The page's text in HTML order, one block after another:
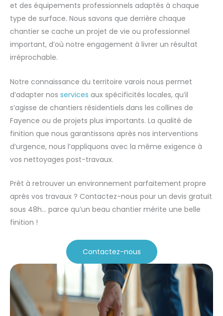
et des équipements professionnels adaptés à chaque
type de surface. Nous savons que derrière chaque
chantier se cache un projet de vie ou professionnel
important, d’où notre engagement à livrer un résultat
irréprochable.
Notre connaissance du territoire varois nous permet
d’adapter nos services aux spécificités locales, qu’il
s’agisse de chantiers résidentiels dans les collines de
Fayence ou de projets plus importants. La qualité de
finition que nous garantissons après nos interventions
d’urgence, nous l’appliquons avec la même exigence à
vos nettoyages post-travaux.
Prêt à retrouver un environnement parfaitement propre
après vos travaux ? Contactez-nous pour un devis gratuit
sous 48h… parce qu’un beau chantier mérite une belle
finition !
Contactez-nous